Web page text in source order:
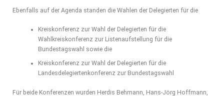
Ebenfalls auf der Agenda standen die Wahlen der Delegierten für die
Kreiskonferenz zur Wahl der Delegierten für die
Wahlkreiskonferenz zur Listenaufstellung für die
Bundestagswahl sowie die
Kreiskonferenz zur Wahl der Delegierten für die
Landesdelegiertenkonferenz zur Bundestagswahl
Für beide Konferenzen wurden Herdis Behmann, Hans-Jörg Hoffmann,